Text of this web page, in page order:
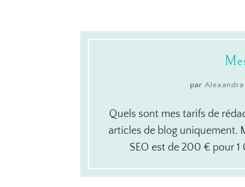
par Alexandra
Quels sont mes tarifs de
articles de blog uniquement.
SEO est de 200 € pour